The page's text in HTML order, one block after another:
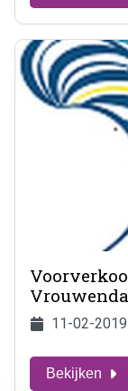
11-02-2019
Bekijken